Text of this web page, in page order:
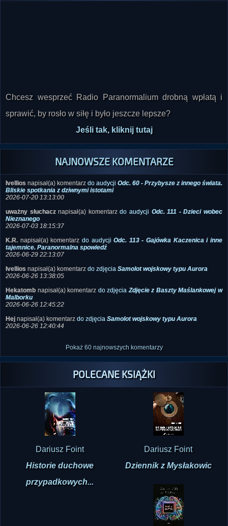
Chcesz wesprzeć Radio Paranormalium drobną wpłatą i
sprawić, by rosło w siłę i było jeszcze lepsze?
Jeśli tak, kliknij tutaj
NAJNOWSZE KOMENTARZE
Ivellios napisał(a) komentarz do audycji Odc. 60 - Przybysze z innego świata.
Bliskie spotkania z dziwnymi istotami
2026-07-20 13:13:00
uważny słuchacznapisał(a) komentarzdo audycji Odc. 111 - Dzieci wobec
Nieznanego
2026-07-03 18:15:37
K.R. napisał(a) komentarz do audycjiOdc. 113 - Gajówka Kaczenica i inne
tajemnice. Paranormalna spowiedź
2026-06-29 22:13:07
Ivellios napisał(a) komentarz do zdjęcia Samolot wojskowy typu Aurora
2026-06-26 13:38:05
Hekatomb napisał(a) komentarz do zdjęciaZdjęcie z Baszty Maślankowej w
Malborku
2026-06-26 12:45:22
Hej napisał(a) komentarz do zdjęcia Samolot wojskowy typu Aurora
2026-06-26 12:40:44
Pokaż 60 najnowszych komentarzy
POLECANE KSIĄŻKI
Dariusz Foint
Historie duchowe
przypadkowych...
Dariusz Foint
Dziennik z Mysłakowic